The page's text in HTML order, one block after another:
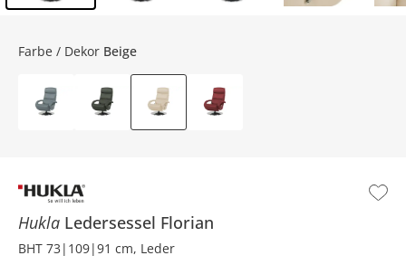
Hukla Ledersessel Florian
BHT 73|109|91 cm, Leder
Farbe / Dekor Beige